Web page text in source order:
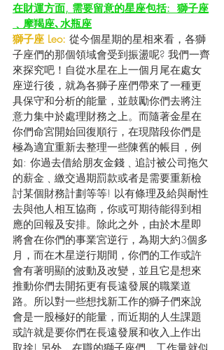
在財運方面, 需要留意的星座包括:  獅子座
﹑摩羯座､水瓶座
獅子座 Leo: 從今個星期的星相來看，各獅
子座們的那個領域會受到振盪呢? 我們一齊
來探究吧！自從水星在上一個月尾在處女
座逆行後，就為各獅子座們帶來了一種更
具保守和分析的能量，並鼓勵你們去將注
意力集中於處理財務之上。而隨著金星在
你們命宮開始回復順行，在現階段你們是
極為適宜重新去整理一些陳舊的帳目，例
如: 你過去借給朋友金錢﹑追討被公司拖欠
的薪金﹑繳交過期罰款或者是需要重新檢
討某個財務計劃等等! 以有條理及給與耐性
去與他人相互協商，你或可期待能得到相
應的回報及安排。除此之外，由於木星即
將會在你們的事業宮逆行，為期大約3個多
月，而在木星逆行期間，你們的工作或許
會有著明顯的波動及改變，並且它是想來
推動你們去開拓更有長遠發展的職業道
路。所以對一些想找新工作的獅子們來說
會是一股極好的能量，而近期的人生課題
或許就是要你們在長遠發展和收入上作出